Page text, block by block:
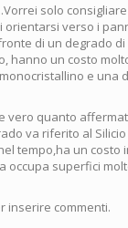
solo
orientarsi verso i
di un degrado di
hanno un costo
e una
vero quanto
va riferito al
tempo,ha un costo
occupa superfici
inserire commenti.